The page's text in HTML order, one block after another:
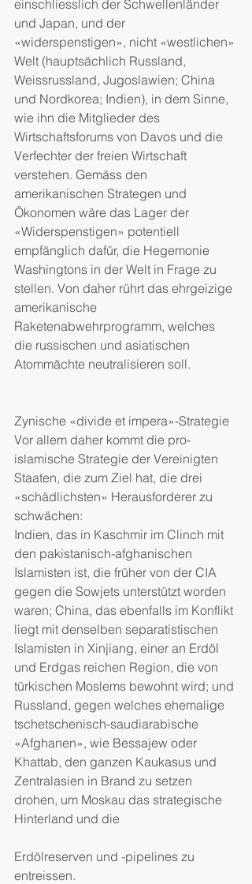
einschliesslich der Schwellenländer
und Japan, und der
«widerspenstigen», nicht «westlichen»
Welt (hauptsächlich Russland,
Weissrussland, Jugoslawien; China
und Nordkorea; Indien), in dem Sinne,
wie ihn die Mitglieder des
Wirtschaftsforums von Davos und die
Verfechter der freien Wirtschaft
verstehen. Gemäss den
amerikanischen Strategen und
Ökonomen wäre das Lager der
«Widerspenstigen» potentiell
empfänglich dafür, die Hegemonie
Washingtons in der Welt in Frage zu
stellen. Von daher rührt das ehrgeizige
amerikanische
Raketenabwehrprogramm, welches
die russischen und asiatischen
Atommächte neutralisieren soll.
Zynische «divide et impera»-Strategie
Vor allem daher kommt die pro-
islamische Strategie der Vereinigten
Staaten, die zum Ziel hat, die drei
«schädlichsten» Herausforderer zu
schwächen:
Indien, das in Kaschmir im Clinch mit
den pakistanisch-afghanischen
Islamisten ist, die früher von der CIA
gegen die Sowjets unterstützt worden
waren; China, das ebenfalls im Konflikt
liegt mit denselben separatistischen
Islamisten in Xinjiang, einer an Erdöl
und Erdgas reichen Region, die von
türkischen Moslems bewohnt wird; und
Russland, gegen welches ehemalige
tschetschenisch-saudiarabische
«Afghanen», wie Bessajew oder
Khattab, den ganzen Kaukasus und
Zentralasien in Brand zu setzen
drohen, um Moskau das strategische
Hinterland und die
Erdölreserven und -pipelines zu
entreissen.